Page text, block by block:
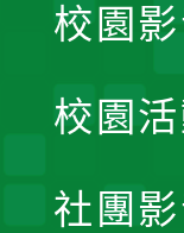
校園
校園
社團